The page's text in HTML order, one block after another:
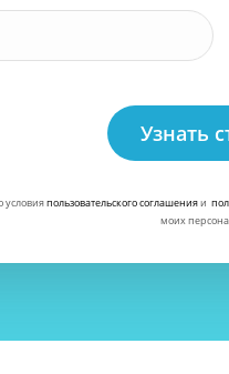
Узнать
пользовательского соглашенияи
моих